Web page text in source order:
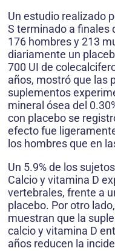
Un estudio realizado
S terminado a finales
176 hombres y 213
diariamente un
700 UI de
años, mostró que las
suplementos
mineral ósea del
con placebo se
efecto fue
los hombres que en
Un 5.9% de los
Calcio y vitamina D
vertebrales, frente a
placebo. Por otro
muestran que la
calcio y vitamina D
años reducen la